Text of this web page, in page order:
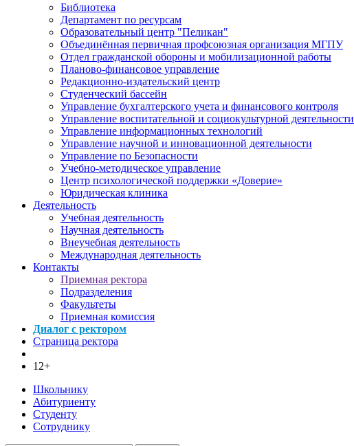
Библиотека
Департамент по ресурсам
Образовательный центр "Пеликан"
Объединённая первичная профсоюзная организация МГПУ
Отдел гражданской обороны и мобилизационной работы
Планово-финансовое управление
Редакционно-издательский центр
Студенческий бассейн
Управление бухгалтерского учета и финансового контроля
Управление воспитательной и социокультурной деятельности
Управление информационных технологий
Управление научной и инновационной деятельности
Управление по Безопасности
Учебно-методическое управление
Центр психологической поддержки «Доверие»
Юридическая клиника
Деятельность
Учебная деятельность
Научная деятельность
Внеучебная деятельность
Международная деятельность
Контакты
Приемная ректора
Подразделения
Факультеты
Приемная комиссия
Диалог с ректором
Страница ректора
12+
Школьнику
Абитуриенту
Студенту
Сотруднику